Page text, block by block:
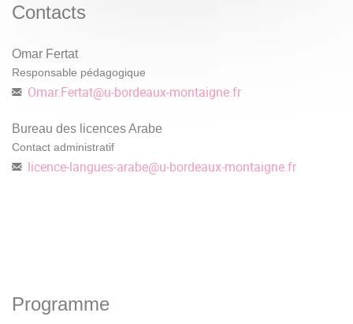
Contacts
Omar Fertat
Responsable pédagogique
Omar.Fertat@u-bordeaux-montaigne.fr
Bureau des licences Arabe
Contact administratif
licence-langues-arabe@u-bordeaux-montaigne.fr
Programme